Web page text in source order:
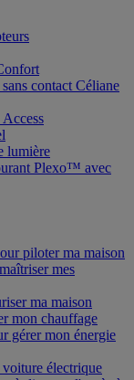
contact Céliane
lumière
Plexo™ avec
piloter ma maison
mes
ma maison
mon chauffage
gérer mon énergie
électrique